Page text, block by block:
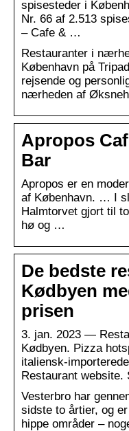
spisesteder i
Nr. 66 af 2.513
– Cafe & …
Restauranter i
København på
rejsende og
nærheden af
Apropos
Bar
Apropos er en
af København. … I
Halmtorvet gjort til
hø og …
De bedste
Kødbyen
prisen
3. jan. 2023 —
Kødbyen. Pizza
italiensk-
Restaurant
Vesterbro har
sidste to årtier, og
hippe områder –